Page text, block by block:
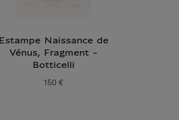
Estampe Naissance de
Vénus, Fragment -
Botticelli
Prix ​​actuel
150 €